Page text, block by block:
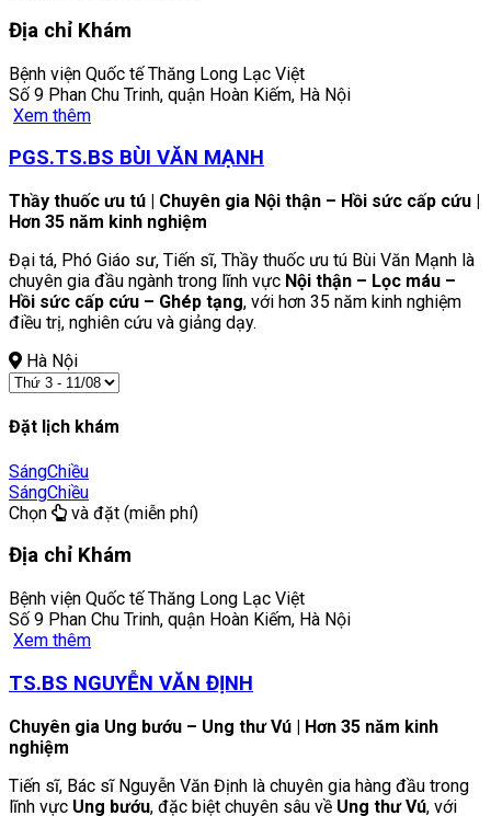
Địa chỉ Khám
Bệnh viện Quốc tế Thăng Long Lạc Việt
Số 9 Phan Chu Trinh, quận Hoàn Kiếm, Hà Nội
Xem thêm
PGS.TS.BS BÙI VĂN MẠNH
Thầy thuốc ưu tú | Chuyên gia Nội thận – Hồi sức cấp cứu |
Hơn 35 năm kinh nghiệm
Đại tá, Phó Giáo sư, Tiến sĩ, Thầy thuốc ưu tú Bùi Văn Mạnh là
chuyên gia đầu ngành trong lĩnh vực Nội thận – Lọc máu –
Hồi sức cấp cứu – Ghép tạng, với hơn 35 năm kinh nghiệm
điều trị, nghiên cứu và giảng dạy.
Hà Nội
Đặt lịch khám
SángChiều
SángChiều
Chọn
và đặt (miễn phí)
Địa chỉ Khám
Bệnh viện Quốc tế Thăng Long Lạc Việt
Số 9 Phan Chu Trinh, quận Hoàn Kiếm, Hà Nội
Xem thêm
TS.BS NGUYỄN VĂN ĐỊNH
Chuyên gia Ung bướu – Ung thư Vú | Hơn 35 năm kinh
nghiệm
Tiến sĩ, Bác sĩ Nguyễn Văn Định là chuyên gia hàng đầu trong
lĩnh vực Ung bướu, đặc biệt chuyên sâu về Ung thư Vú, với